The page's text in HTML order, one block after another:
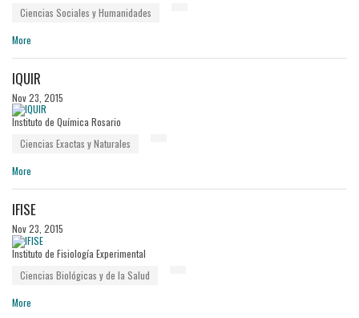
Ciencias Sociales y Humanidades
More
IQUIR
Nov 23, 2015
Instituto de Química Rosario
Ciencias Exactas y Naturales
More
IFISE
Nov 23, 2015
Instituto de Fisiología Experimental
Ciencias Biológicas y de la Salud
More